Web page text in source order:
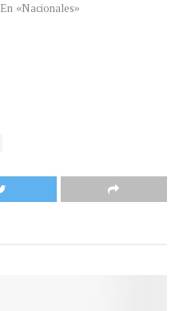
En «Nacionales»